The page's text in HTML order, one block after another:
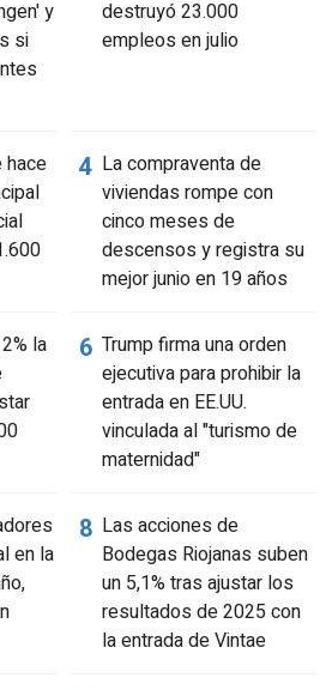
y
si
destruyó 23.000
empleos en julio
hace
La compraventa de
viviendas rompe con
cinco meses de
descensos y registra su
mejor junio en 19 años
la
Trump firma una orden
ejecutiva para prohibir la
entrada en EE.UU.
vinculada al "turismo de
maternidad"
en la
Las acciones de
Bodegas Riojanas suben
un 5,1% tras ajustar los
resultados de 2025 con
la entrada de Vintae